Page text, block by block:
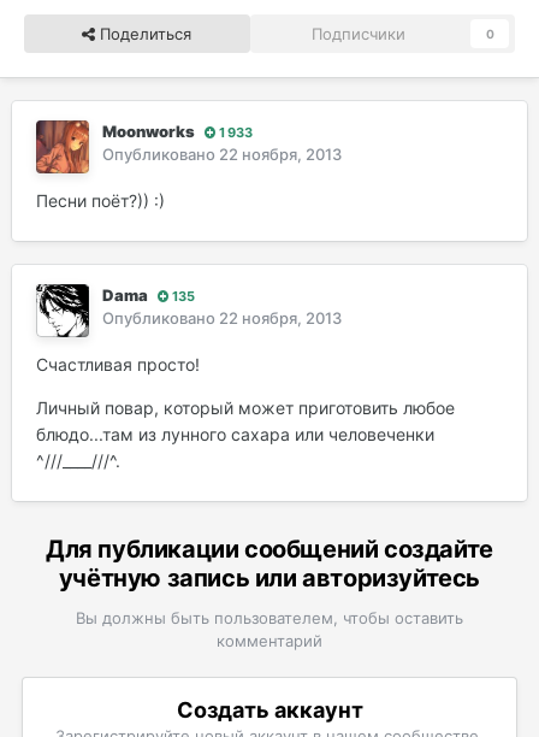
Поделиться Подписчики 0
Moonworks 1 933
Опубликовано 22 ноября, 2013
Песни поёт?)) :)
Dama 135
Опубликовано 22 ноября, 2013
Счастливая просто!
Личный повар, который может приготовить любое
блюдо...там из лунного сахара или человеченки
^///____///^.
Для публикации сообщений создайте
учётную запись или авторизуйтесь
Вы должны быть пользователем, чтобы оставить
комментарий
Создать аккаунт